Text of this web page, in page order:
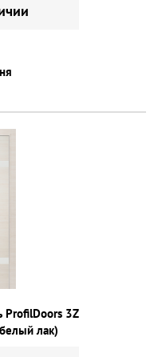
ProfilDoors 3Z
лак)